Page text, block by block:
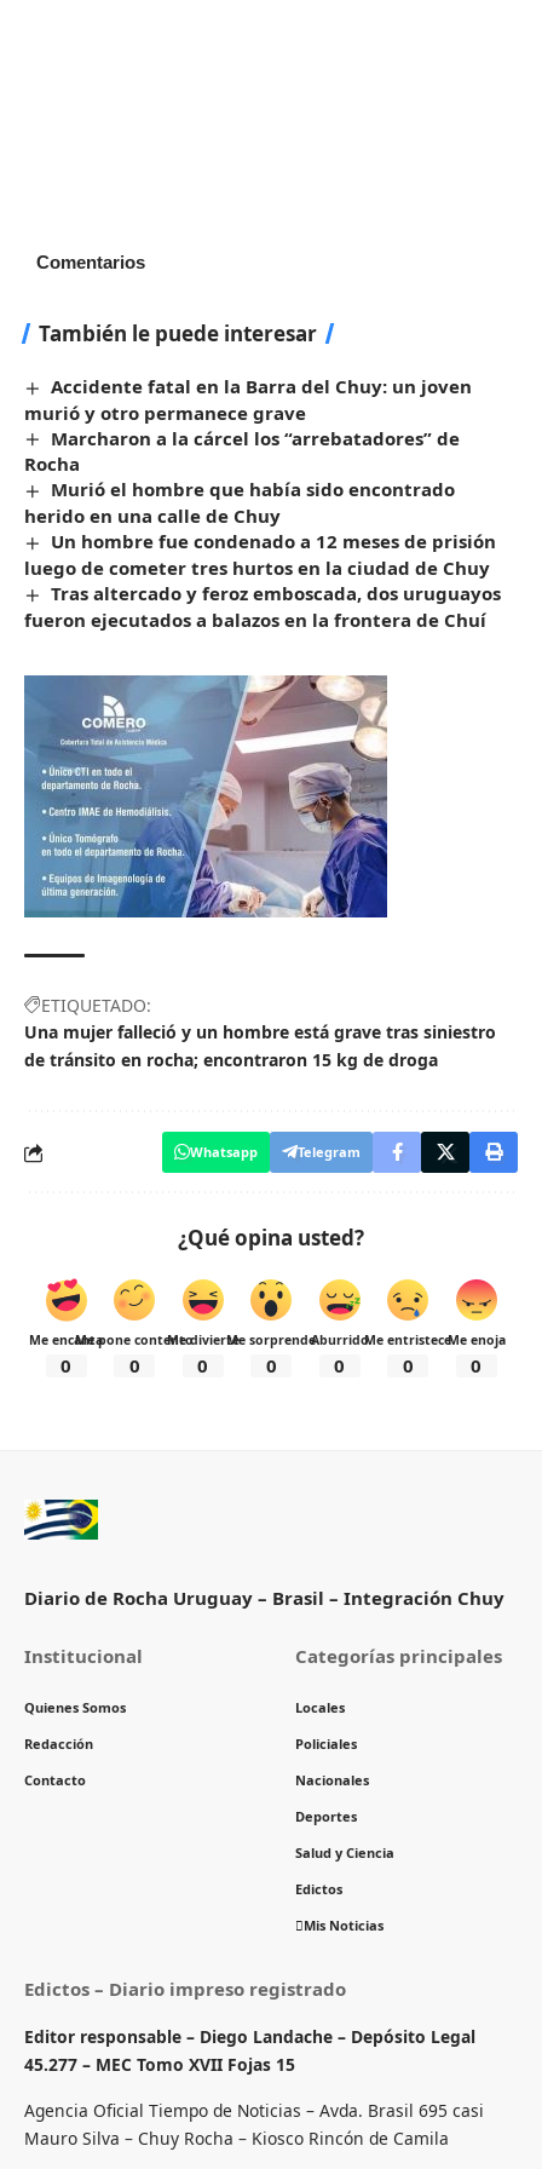
Comentarios
También le puede interesar
Accidente fatal en la Barra del Chuy: un joven
murió y otro permanece grave
Marcharon a la cárcel los “arrebatadores” de
Rocha
Murió el hombre que había sido encontrado
herido en una calle de Chuy
Un hombre fue condenado a 12 meses de prisión
luego de cometer tres hurtos en la ciudad de Chuy
Tras altercado y feroz emboscada, dos uruguayos
fueron ejecutados a balazos en la frontera de Chuí
ETIQUETADO:
Una mujer falleció y un hombre está grave tras siniestro
de tránsito en rocha; encontraron 15 kg de droga
Whatsapp Telegram
¿Qué opina usted?
Me encanta
0
Me pone contento
0
Me divierte
0
Me sorprende
0
Aburrido
0
Me entristece
0
Me enoja
0
Diario de Rocha Uruguay – Brasil – Integración Chuy
Institucional
Quienes Somos
Redacción
Contacto
Categorías principales
Locales
Policiales
Nacionales
Deportes
Salud y Ciencia
Edictos
Mis Noticias
Edictos – Diario impreso registrado
Editor responsable – Diego Landache – Depósito Legal
45.277 – MEC Tomo XVII Fojas 15
Agencia Oficial Tiempo de Noticias – Avda. Brasil 695 casi
Mauro Silva – Chuy Rocha – Kiosco Rincón de Camila